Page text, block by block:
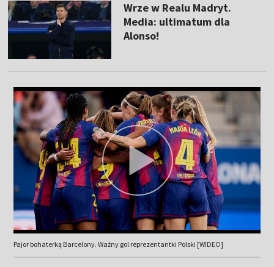
Wrze w Realu Madryt.
Media: ultimatum dla
Alonso!
Pajor bohaterką Barcelony. Ważny gol reprezentantki Polski [WIDEO]